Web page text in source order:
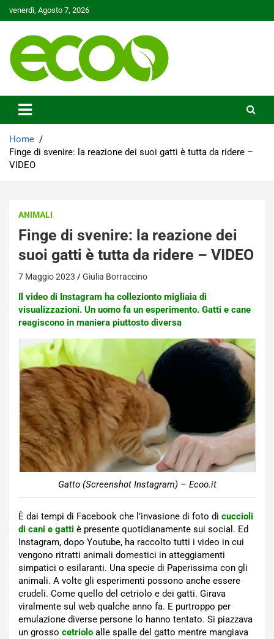
to
venerdì, Agosto 7, 2026
Ecoo.it
Home
Finge di svenire: la reazione dei suoi gatti è tutta da ridere –
VIDEO
ANIMALI
Finge di svenire: la reazione dei
suoi gatti è tutta da ridere – VIDEO
7 Maggio 2023 Giulia Borraccino
Il video di Instagram ha collezionto migliaia di
visualizzazioni. Un uomo fa un esperimento. Gatti e cane
reagiscono in maniera piuttosto diversa
Gatto (Screenshot Instagram) – Ecoo.it
È dai tempi di Facebook che l’invasione di foto di cuccioli
di cani e gatti è presente quotidianamente sui social. Ed
Instagram, dopo Youtube, ha raccolto tutti i video in cui
vengono ritratti animali domestici in atteggiamenti
simpatici o esilaranti. Una specie di Paperissima con gli
animali. A volte gli esperimenti possono anche essere
crudeli. Come quello del cetriolo e dei gatti. Girava
viralmente sul web qualche anno fa. E purtroppo per
emulazione diverse persone lo hanno tentato. Si piazzava
un grosso cetriolo alle spalle del gatto mentre mangiava